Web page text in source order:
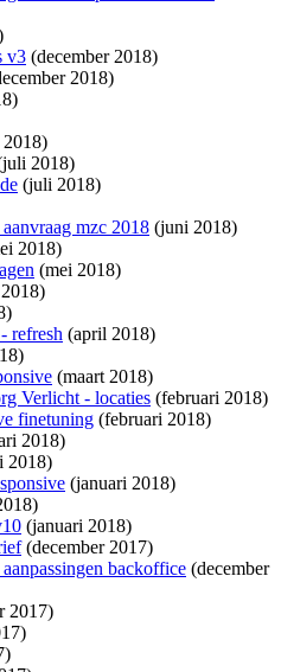
v3 (december 2018)
2018)
2018)
2018)
(juli 2018)
mzc 2018 (juni 2018)
2018)
(mei 2018)
refresh (april 2018)
(maart 2018)
Verlicht - locaties (februari 2018)
finetuning (februari 2018)
2018)
2018)
(januari 2018)
(januari 2018)
(december 2017)
backoffice (december
2017)